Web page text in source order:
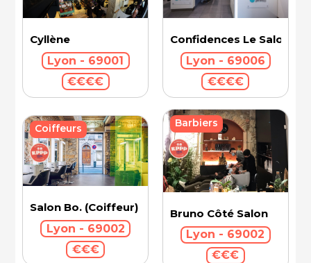
Cyllène
Lyon - 69001
€€€€
Confidences Le Salon -
Lyon - 69006
€€€€
Salon Bo. (Coiffeur)
Lyon - 69002
€€€
Coiffeurs
Bruno Côté Salon
Lyon - 69002
€€€
Barbiers